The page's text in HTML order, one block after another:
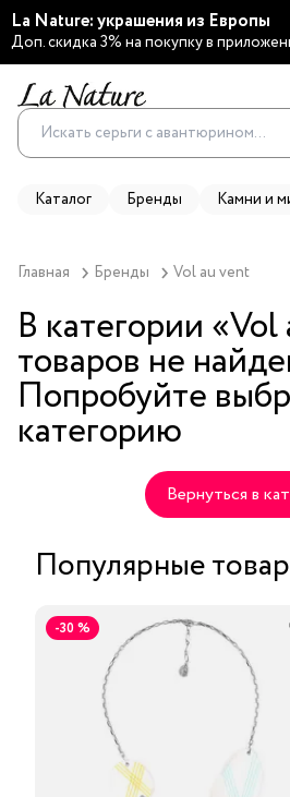
La Nature: украшения из Европы
Доп. скидка 3% на покупку в
Каталог Бренды Камни и
Главная Бренды Vol au vent
В категории «Vol
товаров не
Попробуйте
категорию
Вернуться в
Популярные
-30 %